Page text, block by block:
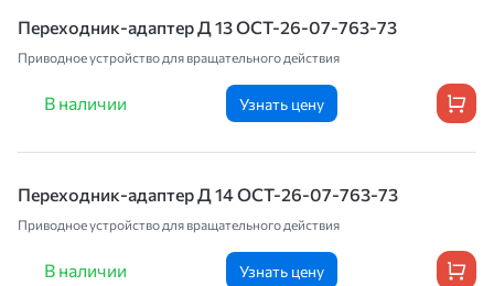
Переходник-адаптер Д 13 ОСТ-26-07-763-73
Приводное устройство для вращательного действия
В наличии Узнать цену
Переходник-адаптер Д 14 ОСТ-26-07-763-73
Приводное устройство для вращательного действия
В наличии Узнать цену